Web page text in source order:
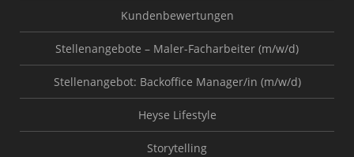
Kundenbewertungen
Stellenangebote – Maler-Facharbeiter (m/w/d)
Stellenangebot: Backoffice Manager/in (m/w/d)
Heyse Lifestyle
Storytelling